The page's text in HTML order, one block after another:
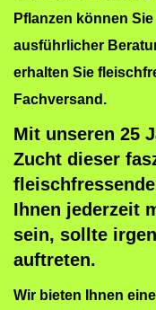
Pflanzen können
ausführlicher
erhalten Sie
Fachversand.
Mit unseren 25
Zucht dieser
Ihnen jederzeit
sein, sollte
auftreten.
Wir bieten Ihnen